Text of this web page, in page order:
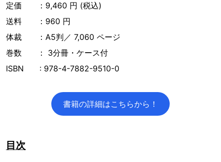
定価 ：9,460 円 (税込)
送料 ：960 円
体裁 ：A5判／ 7,060 ページ
巻数 ： 3分冊・ケース付
ISBN : 978-4-7882-9510-0
書籍の詳細はこちらから！
目次